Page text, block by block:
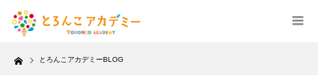
Home とろんこアカデミーBLOG